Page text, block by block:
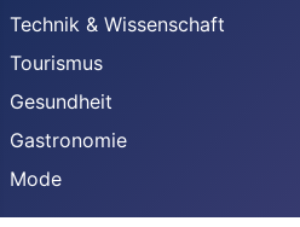
Technik & Wissenschaft
Tourismus
Gesundheit
Gastronomie
Mode